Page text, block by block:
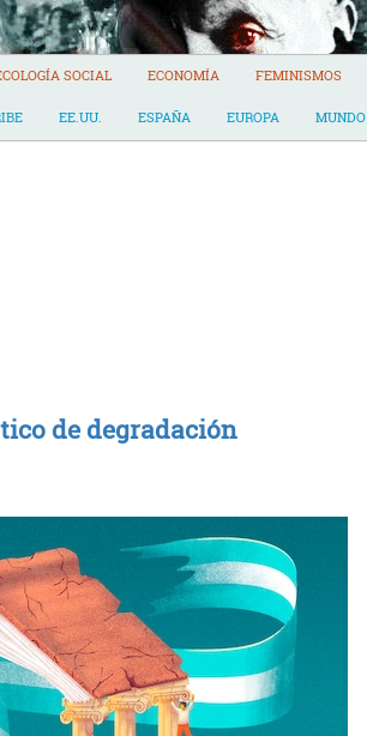
SOCIAL ECONOMÍA FEMINISMOS
EE.UU. ESPAÑA EUROPA MUNDO
de degradación